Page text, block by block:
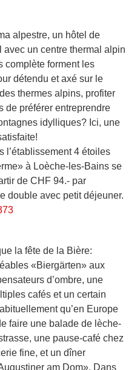
alpestre, un hôtel de
un centre thermal alpin
complète forment les
détendu et axé sur le
thermes alpins, profiter
de préférer entreprendre
idylliques? Ici, une
l’établissement 4 étoiles
à Loèche-les-Bains se
de CHF 94.- par
double avec petit déjeuner.
la fête de la Bière:
«Biergärten» aux
d’ombre, une
cafés et un certain
qu’en Europe
faire une balade de lèche-
une pause-café chez
fine, et un dîner
am Dom». Dans